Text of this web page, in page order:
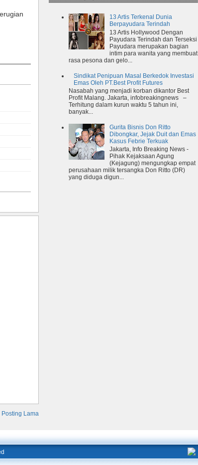
Posting Lama
13 Artis Terkenal Dunia
Berpayudara Terindah
13 Artis Hollywood Dengan
Payudara Terindah dan Terseksi
Payudara merupakan bagian
intim para wanita yang membuat
rasa pesona dan gelo...
Sindikat Penipuan Masal Berkedok Investasi
Emas Oleh PT.Best Profit Futures
Nasabah yang menjadi korban dikantor Best
Profit Malang. Jakarta, infobreakingnews –
Terhitung dalam kurun waktu 5 tahun ini,
banyak...
Gurita Bisnis Don Ritto
Dibongkar, Jejak Duit dan Emas
Kasus Febrie Terkuak
Jakarta, Info Breaking News -
Pihak Kejaksaan Agung
(Kejagung) mengungkap empat
perusahaan milik tersangka Don Ritto (DR)
yang diduga digun...